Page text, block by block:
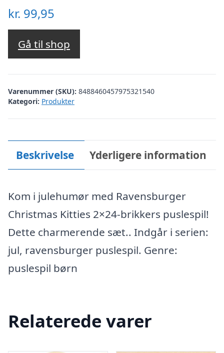
kr. 99,95
Gå til shop
Varenummer (SKU): 8488460457975321540
Kategori: Produkter
Beskrivelse Yderligere information
Kom i julehumør med Ravensburger
Christmas Kitties 2×24-brikkers puslespil!
Dette charmerende sæt.. Indgår i serien:
jul, ravensburger puslespil. Genre:
puslespil børn
Relaterede varer